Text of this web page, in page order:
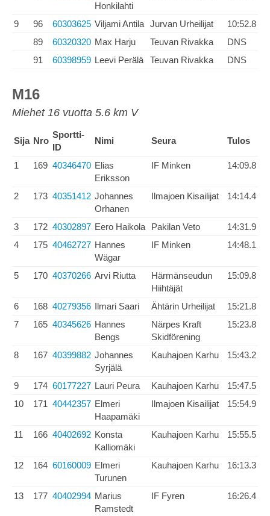
Honkilahti
9 96 60303625 Viljami Antila Jurvan Urheilijat
10:52.8
89
60320320 Max Harju Teuvan Rivakka
DNS
91
60398959 Leevi Perälä Teuvan Rivakka DNS
M16
Miehet 16 vuotta 5.6 km V
Sija Nro
Sportti-
ID
Nimi Seura Tulos
1 169 40346470 Elias
Eriksson
IF Minken 14:09.8
2 173 40351412 Johannes
Orhanen
Ilmajoen Kisailijat 14:14.4
3 172 40302897 Eero Haikola Pakilan Veto
14:31.9
4
175 40462727 Hannes
Wägar
IF Minken 14:48.1
5 170 40370266 Arvi Riutta
Härmänseudun
Hiihtäjät
15:09.8
6 168 40279356 Ilmari Saari Ähtärin Urheilijat
15:21.8
7
165 40345626 Hannes
Bengs
Närpes Kraft
Skidförening
15:23.8
8 167 40399882 Johannes
Syrjälä
Kauhajoen Karhu 15:43.2
9 174 60177227 Lauri Peura Kauhajoen Karhu
15:47.5
10
171 40442357 Elmeri
Haapamäki
Ilmajoen Kisailijat 15:54.9
11 166 40402692 Konsta
Kalliomäki
Kauhajoen Karhu 15:55.5
12 164 60160009 Elmeri
Turunen
Kauhajoen Karhu 16:13.3
13 177 40402994 Marius
Ramstedt
IF Fyren 16:26.4